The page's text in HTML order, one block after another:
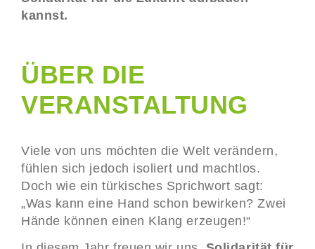
kannst.
ÜBER DIE
VERANSTALTUNG
Viele von uns möchten die Welt verändern,
fühlen sich jedoch isoliert und machtlos.
Doch wie ein türkisches Sprichwort sagt:
„Was kann eine Hand schon bewirken? Zwei
Hände können einen Klang erzeugen!“